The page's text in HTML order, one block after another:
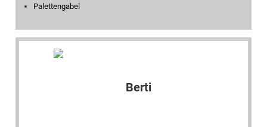
Palettengabel